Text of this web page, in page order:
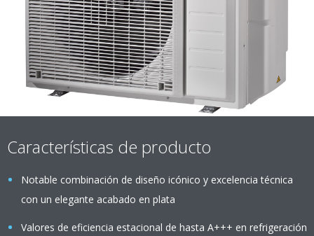
Características de producto
Notable combinación de diseño icónico y excelencia técnica
con un elegante acabado en plata
Valores de eficiencia estacional de hasta A+++ en refrigeración